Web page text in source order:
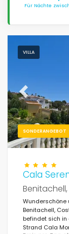
Für Nächte
VILLA
SONDERANGEBOT
Previous
Cala
Wunderschöne
Benitachell,
befindet sich in
Strand Cala